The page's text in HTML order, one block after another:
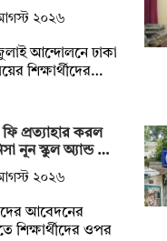
২০২৬
আন্দোলনে ঢাকা
শিক্ষার্থীদের…
প্রত্যাহার করল
নূন স্কুল অ্যান্ড …
২০২৬
আবেদনের
শিক্ষার্থীদের ওপর